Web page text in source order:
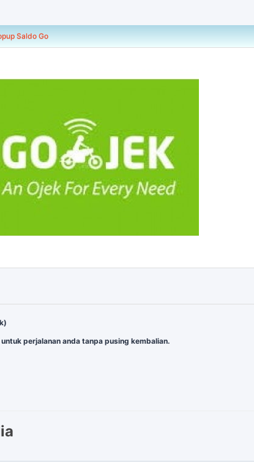
Saldo Go
perjalanan anda tanpa pusing kembalian.